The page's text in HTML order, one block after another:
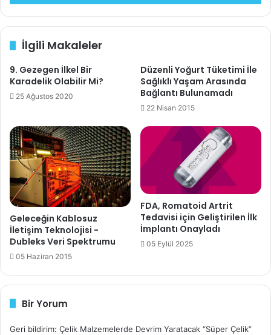
Kaynak: https://newatlas.com/materials/super-steel-
süper çelik
İlgili Makaleler
9. Gezegen İlkel Bir
Karadelik Olabilir Mi?
25 Ağustos 2020
Düzenli Yoğurt Tüketimi İle
Sağlıklı Yaşam Arasında
Bağlantı Bulunamadı
22 Nisan 2015
Geleceğin Kablosuz
İletişim Teknolojisi -
Dubleks Veri Spektrumu
05 Haziran 2015
FDA, Romatoid Artrit
Tedavisi için Geliştirilen İlk
İmplantı Onayladı
05 Eylül 2025
Bir Yorum
Geri bildirim: Çelik Malzemelerde Devrim Yaratacak “Süper Çelik”